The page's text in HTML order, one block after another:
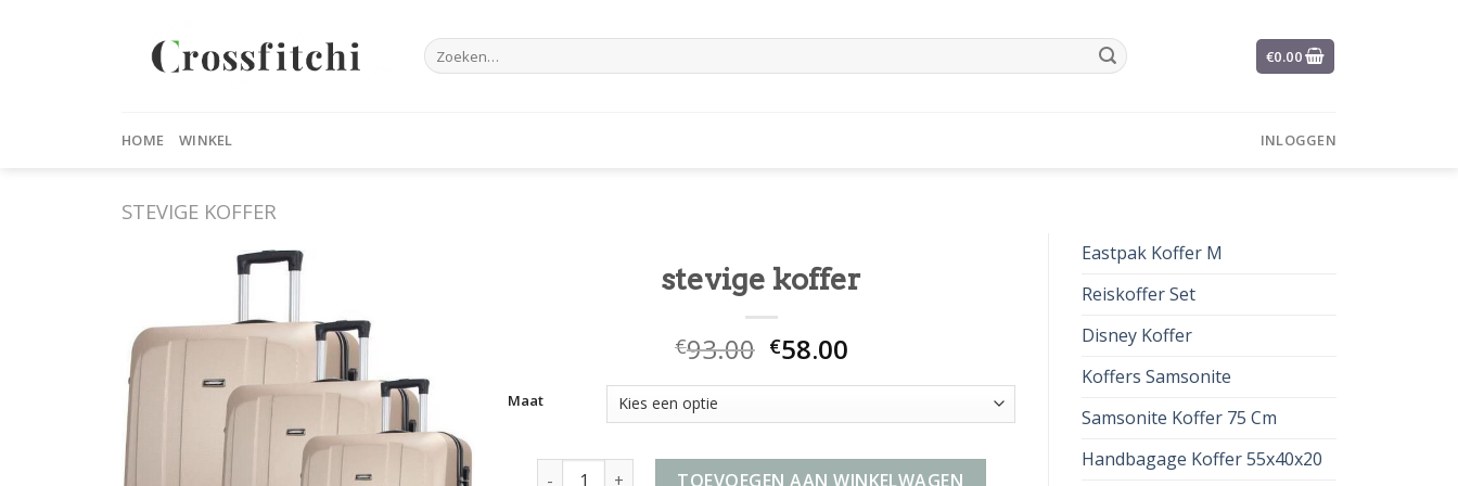
Zoeken
naar:
€0.00
HOME WINKEL INLOGGEN
STEVIGE KOFFER
Eastpak Koffer M
Reiskoffer Set
Disney Koffer
Koffers Samsonite
Samsonite Koffer 75 Cm
Handbagage Koffer 55x40x20
stevige koffer
€93.00 €58.00
Maat
stevige koffer aantalTOEVOEGEN AAN WINKELWAGEN